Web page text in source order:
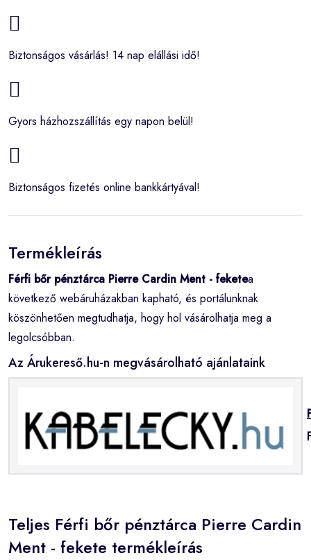
Biztonságos vásárlás! 14 nap elállási idő!
Gyors házhozszállítás egy napon belül!
Biztonságos fizetés online bankkártyával!
Termékleírás
Férfi bőr pénztárca Pierre Cardin Ment - feketea
következő webáruházakban kapható, és portálunknak
köszönhetően megtudhatja, hogy hol vásárolhatja meg a
legolcsóbban.
Az Árukereső.hu-n megvásárolható ajánlataink
Teljes Férfi bőr pénztárca Pierre Cardin
Ment - fekete termékleírás